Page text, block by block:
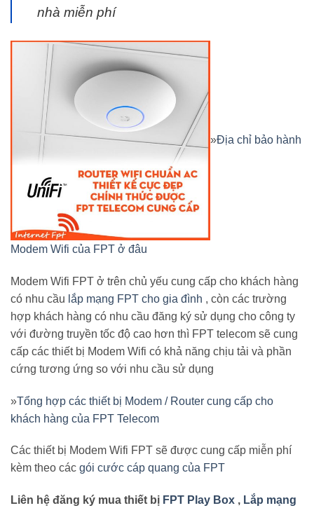
nhà miễn phí
»Địa chỉ bảo hành
Modem Wifi của FPT ở đâu
Modem Wifi FPT ở trên chủ yếu cung cấp cho khách hàng
có nhu cầu lắp mạng FPT cho gia đình , còn các trường
hợp khách hàng có nhu cầu đăng ký sử dụng cho công ty
với đường truyền tốc độ cao hơn thì FPT telecom sẽ cung
cấp các thiết bị Modem Wifi có khả năng chịu tải và phần
cứng tương ứng so với nhu cầu sử dụng
»Tổng hợp các thiết bị Modem / Router cung cấp cho
khách hàng của FPT Telecom
Các thiết bị Modem Wifi FPT sẽ được cung cấp miễn phí
kèm theo các gói cước cáp quang của FPT
Liên hệ đăng ký mua thiết bị FPT Play Box , Lắp mạng